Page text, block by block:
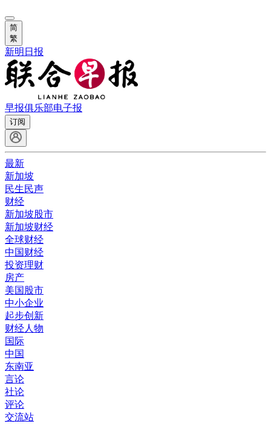
简
繁
新明日报
早报俱乐部电子报
订阅
最新
新加坡
民生民声
财经
新加坡股市
新加坡财经
全球财经
中国财经
投资理财
房产
美国股市
中小企业
起步创新
财经人物
国际
中国
东南亚
言论
社论
评论
交流站